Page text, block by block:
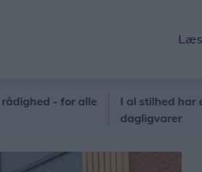
- for alle
I al stilhed har en ny
dagligvarer